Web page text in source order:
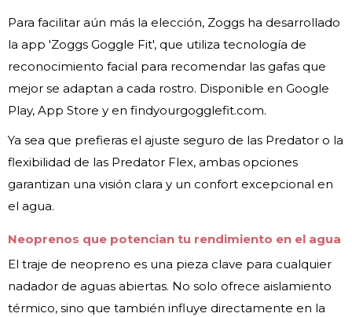
Para facilitar aún más la elección, Zoggs ha desarrollado
la app 'Zoggs Goggle Fit', que utiliza tecnología de
reconocimiento facial para recomendar las gafas que
mejor se adaptan a cada rostro. Disponible en Google
Play, App Store y en findyourgogglefit.com.
Ya sea que prefieras el ajuste seguro de las Predator o la
flexibilidad de las Predator Flex, ambas opciones
garantizan una visión clara y un confort excepcional en
el agua.
Neoprenos que potencian tu rendimiento en el agua
El traje de neopreno es una pieza clave para cualquier
nadador de aguas abiertas. No solo ofrece aislamiento
térmico, sino que también influye directamente en la